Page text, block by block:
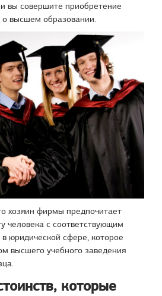
вы совершите приобретение
о высшем образовании.
хозяин фирмы предпочитает
человека с соответствующим
юридической сфере, которое
высшего учебного заведения
которые